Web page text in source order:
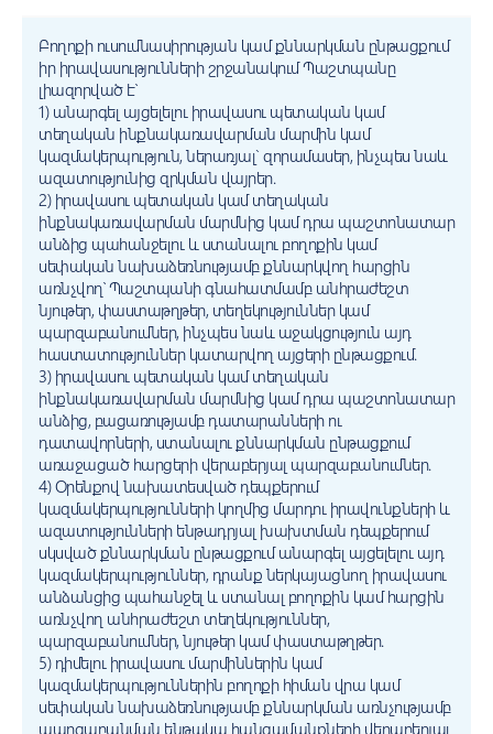
Բողոքի ուսումնասիրության կամ քննարկման ընթացքում
իր իրավասությունների շրջանակում Պաշտպանը
լիազորված է՝
1) անարգել այցելելու իրավասու պետական կամ
տեղական ինքնակառավարման մարմին կամ
կազմակերպություն, ներառյալ` զորամասեր, ինչպես նաև
ազատությունից զրկման վայրեր.
2) իրավասու պետական կամ տեղական
ինքնակառավարման մարմնից կամ դրա պաշտոնատար
անձից պահանջելու և ստանալու բողոքին կամ
սեփական նախաձեռնությամբ քննարկվող հարցին
առնչվող՝ Պաշտպանի գնահատմամբ անհրաժեշտ
նյութեր, փաստաթղթեր, տեղեկություններ կամ
պարզաբանումներ, ինչպես նաև աջակցություն այդ
հաստատություններ կատարվող այցերի ընթացքում.
3) իրավասու պետական կամ տեղական
ինքնակառավարման մարմնից կամ դրա պաշտոնատար
անձից, բացառությամբ դատարանների ու
դատավորների, ստանալու քննարկման ընթացքում
առաջացած հարցերի վերաբերյալ պարզաբանումներ.
4) Օրենքով նախատեսված դեպքերում
կազմակերպությունների կողմից մարդու իրավունքների և
ազատությունների ենթադրյալ խախտման դեպքերում
սկսված քննարկման ընթացքում անարգել այցելելու այդ
կազմակերպություններ, դրանք ներկայացնող իրավասու
անձանցից պահանջել և ստանալ բողոքին կամ հարցին
առնչվող անհրաժեշտ տեղեկություններ,
պարզաբանումներ, նյութեր կամ փաստաթղթեր.
5) դիմելու իրավասու մարմիններին կամ
կազմակերպություններին բողոքի հիման վրա կամ
սեփական նախաձեռնությամբ քննարկման առնչությամբ
պարզաբանման ենթակա հանգամանքների վերաբերյալ